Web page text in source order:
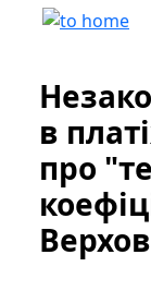
в
про